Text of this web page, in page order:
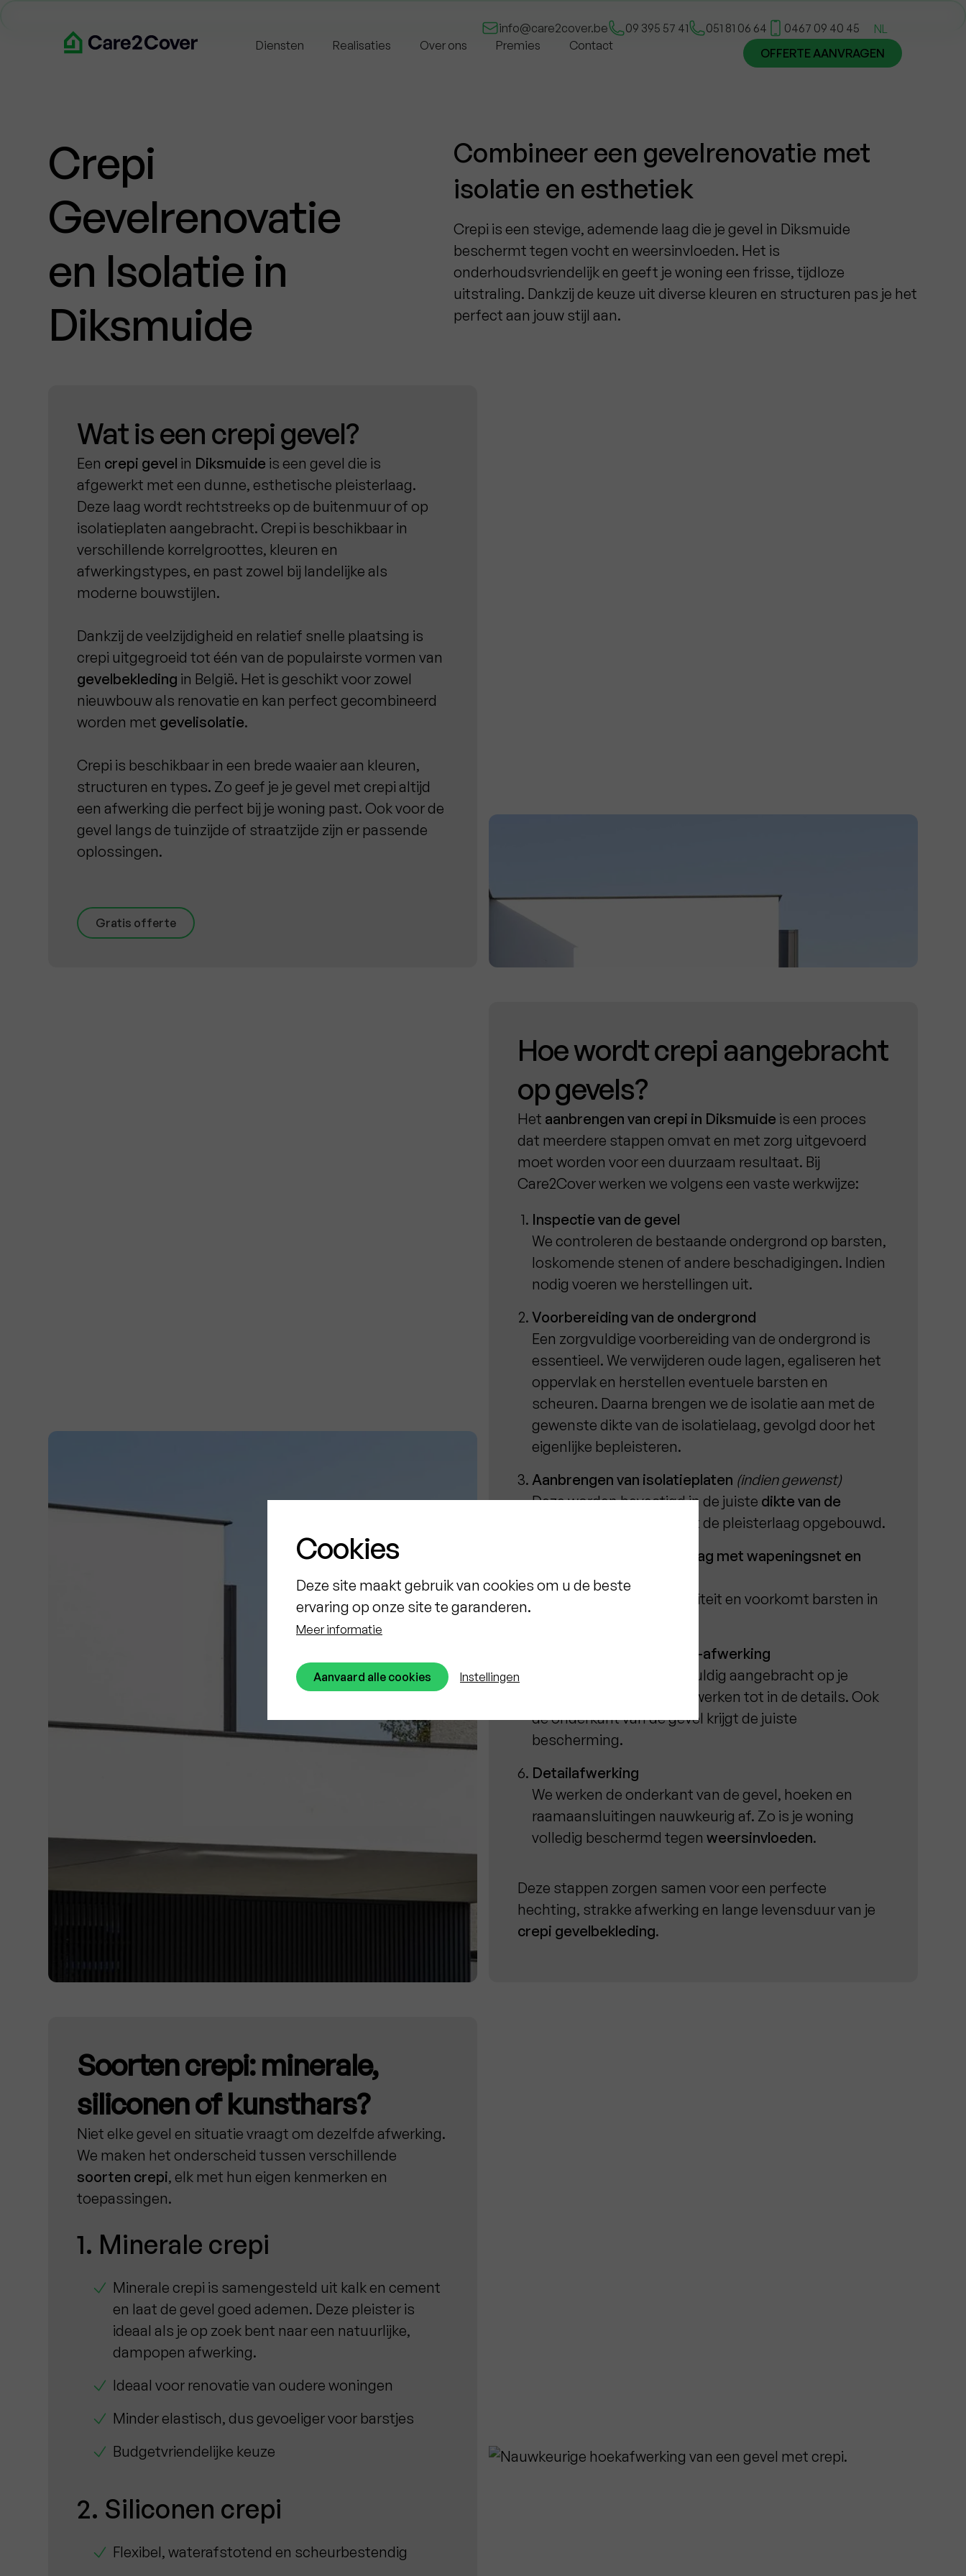
Diensten Realisaties Over ons Premies Contact
info@care2cover.be 09 395 57 41 051 81 06 64 0467 09 40 45
NL
OFFERTE AANVRAGEN
Crepi
Gevelrenovatie
en Isolatie in
Diksmuide
Combineer een gevelrenovatie met
isolatie en esthetiek
Crepi is een stevige, ademende laag die je gevel in Diksmuide
beschermt tegen vocht en weersinvloeden. Het is
onderhoudsvriendelijk en geeft je woning een frisse, tijdloze
uitstraling. Dankzij de keuze uit diverse kleuren en structuren pas je het
perfect aan jouw stijl aan.
Wat is een crepi gevel?
Een crepi gevel in Diksmuide is een gevel die is
afgewerkt met een dunne, esthetische pleisterlaag.
Deze laag wordt rechtstreeks op de buitenmuur of op
isolatieplaten aangebracht. Crepi is beschikbaar in
verschillende korrelgroottes, kleuren en
afwerkingstypes, en past zowel bij landelijke als
moderne bouwstijlen.
Dankzij de veelzijdigheid en relatief snelle plaatsing is
crepi uitgegroeid tot één van de populairste vormen van
gevelbekleding in België. Het is geschikt voor zowel
nieuwbouw als renovatie en kan perfect gecombineerd
worden met gevelisolatie.
Crepi is beschikbaar in een brede waaier aan kleuren,
structuren en types. Zo geef je je gevel met crepi altijd
een afwerking die perfect bij je woning past. Ook voor de
gevel langs de tuinzijde of straatzijde zijn er passende
oplossingen.
Gratis offerte
Hoe wordt crepi aangebracht
op gevels?
Het aanbrengen van crepi in Diksmuide is een proces
dat meerdere stappen omvat en met zorg uitgevoerd
moet worden voor een duurzaam resultaat. Bij
Care2Cover werken we volgens een vaste werkwijze:
Inspectie van de gevel
We controleren de bestaande ondergrond op barsten,
loskomende stenen of andere beschadigingen. Indien
nodig voeren we herstellingen uit.
Voorbereiding van de ondergrond
Een zorgvuldige voorbereiding van de ondergrond is
essentieel. We verwijderen oude lagen, egaliseren het
oppervlak en herstellen eventuele barsten en
scheuren. Daarna brengen we de isolatie aan met de
gewenste dikte van de isolatielaag, gevolgd door het
eigenlijke bepleisteren.
Aanbrengen van isolatieplaten (indien gewenst)
Deze worden bevestigd in de juiste dikte van de
. Hierop wordt de pleisterlaag opgebouwd.
Plaatsing van een basislaag met wapeningsnet en
hoekprofielen
Dit zorgt voor extra stabiliteit en voorkomt barsten in
Aanbrengen van de crepi-afwerking
De crepi wordt dan zorgvuldig aangebracht op je
gevel, waarna we alles afwerken tot in de details. Ook
de onderkant van de gevel krijgt de juiste
bescherming.
Detailafwerking
We werken de onderkant van de gevel, hoeken en
raamaansluitingen nauwkeurig af. Zo is je woning
volledig beschermd tegen weersinvloeden.
Deze stappen zorgen samen voor een perfecte
hechting, strakke afwerking en lange levensduur van je
crepi gevelbekleding.
Soorten crepi: minerale,
siliconen of kunsthars?
Niet elke gevel en situatie vraagt om dezelfde afwerking.
We maken het onderscheid tussen verschillende
soorten crepi, elk met hun eigen kenmerken en
toepassingen.
1. Minerale crepi
Minerale crepi is samengesteld uit kalk en cement
en laat de gevel goed ademen. Deze pleister is
ideaal als je op zoek bent naar een natuurlijke,
dampopen afwerking.
Ideaal voor renovatie van oudere woningen
Minder elastisch, dus gevoeliger voor barstjes
Budgetvriendelijke keuze
2. Siliconen crepi
Flexibel, waterafstotend en scheurbestendig
Cookies
Deze site maakt gebruik van cookies om u de beste
ervaring op onze site te garanderen.
Meer informatie
Aanvaard alle cookies Instellingen